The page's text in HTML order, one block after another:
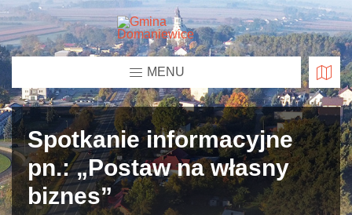
MENU
Spotkanie informacyjne
pn.: „Postaw na własny
biznes”